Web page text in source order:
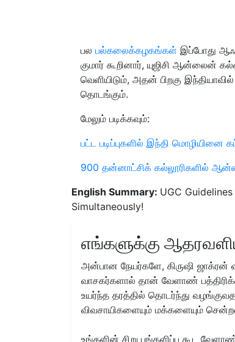
பல பல்கலைக்கழகங்கள் இப்போது
குமார் கூறினார், யுஜிசி ஆன்லைன்
வெளியிடும், அதன் பிறகு
தொடங்கும்.
மேலும் படிக்கவும்:
பட்ட படிப்புகளில் இந்தி மொழியினை
900 தன்னாட்சிக் கல்லூரிகளில்
English Summary: UGC
Simultaneously!
எங்களுக்கு
அன்பான நேயர்களே, கிருஷி ஜாக்ரன்
வாசகர்களால் தான் வேளாண்
உயர்ந்த தரத்தில் தொடர்ந்து
விவசாயிகளையும் மக்களையும்
உங்களின் சிறு பங்களிப்பு கூட